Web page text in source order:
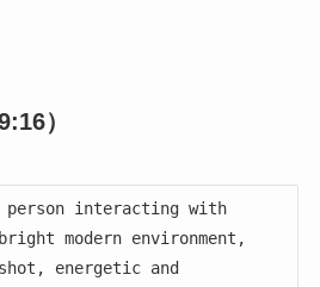
）
interacting with
modern environment,
energetic and